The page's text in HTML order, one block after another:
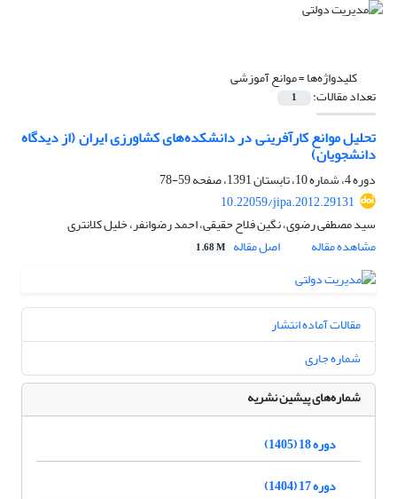
کلیدواژه‌ها =موانع آموزشی
تعداد مقالات: 1
تحلیل موانع کارآفرینی در دانشکده‌های کشاورزی ایران (از دیدگاه
دانشجویان)
دوره 4، شماره 10، تابستان 1391، صفحه
59-78
10.22059/jipa.2012.29131
سید مصطفی رضوی، نگین فلاح حقیقی، احمد رضوانفر، خلیل کلانتری
مشاهده مقاله
اصل مقاله 1.68 M
مقالات آماده انتشار
شماره جاری
شماره‌های پیشین نشریه
دوره 18 (1405)
دوره 17 (1404)